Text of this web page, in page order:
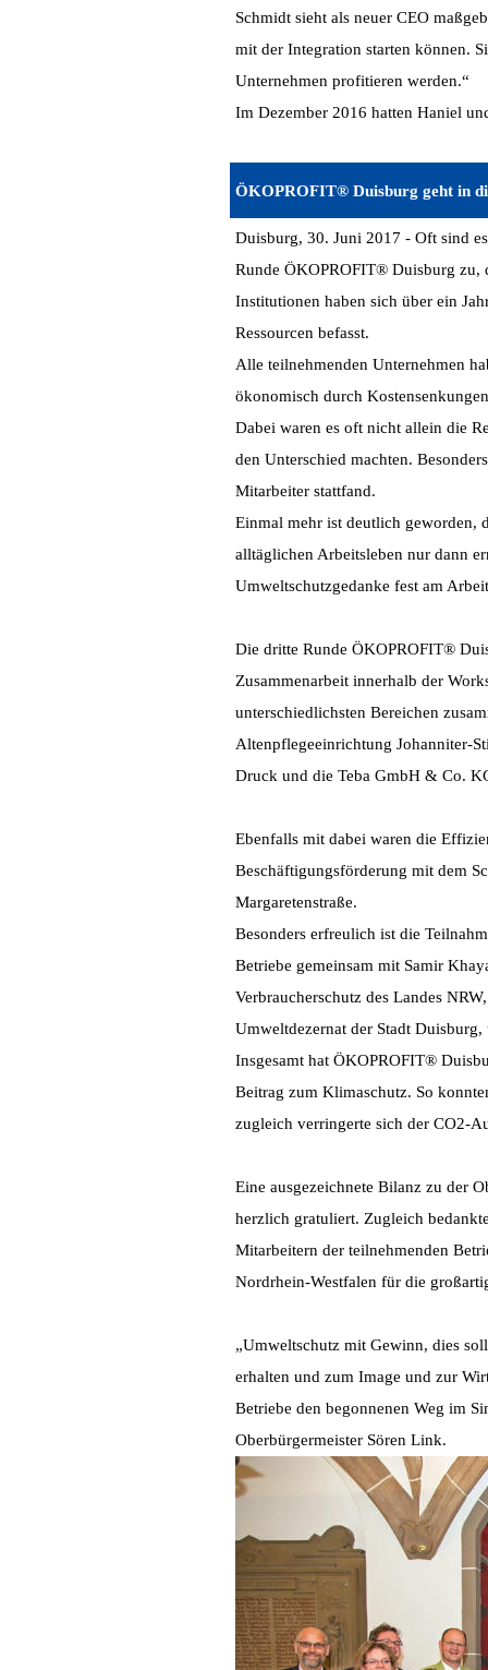
Schmidt sieht als neuer CEO
mit der Integration starten können.
Unternehmen profitieren werden.“
Im Dezember 2016 hatten Haniel
ÖKOPROFIT® Duisburg geht in
Duisburg, 30. Juni 2017 - Oft sind
Runde ÖKOPROFIT® Duisburg zu,
Institutionen haben sich über ein
Ressourcen befasst.
Alle teilnehmenden Unternehmen
ökonomisch durch
Dabei waren es oft nicht allein die
den Unterschied machten.
Mitarbeiter stattfand.
Einmal mehr ist deutlich geworden,
alltäglichen Arbeitsleben nur dann
Umweltschutzgedanke fest am
Die dritte Runde ÖKOPROFIT®
Zusammenarbeit innerhalb der
unterschiedlichsten Bereichen
Altenpflegeeinrichtung Johanniter-
Druck und die Teba GmbH & Co.
Ebenfalls mit dabei waren die
Beschäftigungsförderung mit dem
Margaretenstraße.
Besonders erfreulich ist die
Betriebe gemeinsam mit Samir
Verbraucherschutz des Landes
Umweltdezernat der Stadt
Insgesamt hat ÖKOPROFIT®
Beitrag zum Klimaschutz. So
zugleich verringerte sich der CO2-
Eine ausgezeichnete Bilanz zu der
herzlich gratuliert. Zugleich
Mitarbeitern der teilnehmenden
Nordrhein-Westfalen für die
„Umweltschutz mit Gewinn, dies
erhalten und zum Image und zur
Betriebe den begonnenen Weg im
Oberbürgermeister Sören Link.